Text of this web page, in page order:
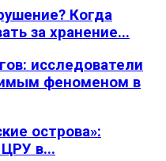
Когда
за хранение...
исследователи
феноменом в
острова»:
в...